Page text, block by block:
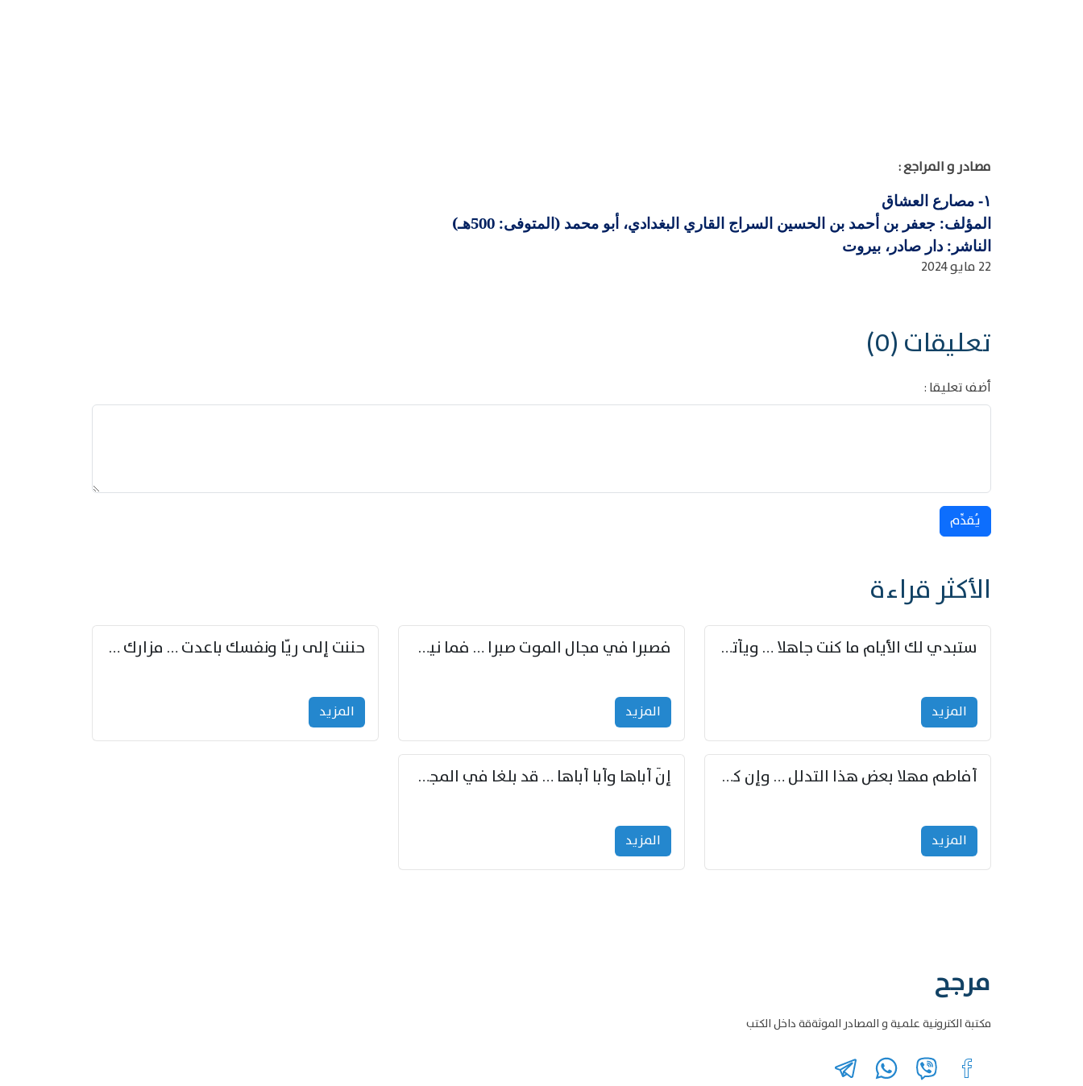
مصادر و المراجع :
١-
مصارع العشاق
المؤلف: جعفر بن أحمد بن الحسين السراج القاري البغدادي، أبو محمد (المتوفى: 500هـ)
الناشر: دار صادر، بيروت
22 مايو 2024
تعليقات (0)
أضف تعليقا :
يُقدِّم
الأكثر قراءة
ستبدي لك الأيام ما كنت جاهلا … ويأتيك بالأخبار من لم تزوّد
المزید
فصبرا في مجال الموت صبرا … فما نيل الخلود بمستطاع
المزید
حننت إلى ريّا ونفسك باعدت … مزارك من ريّا وشعباكما معا
المزید
أفاطم مهلا بعض هذا التدلل … وإن كنت قد أزمعت صرمي فأجملي
المزید
إنّ أباها وأبا أباها … قد بلغا في المجد غايتاها
المزید
مرجح
مكتبة الكترونية علمية و المصادر الموثةقة داخل الكتب